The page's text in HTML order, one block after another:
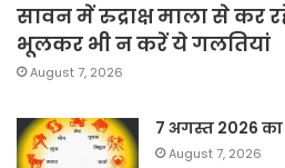
सावन में रुद्राक्ष माला से कर
भूलकर भी न करें ये गलतियां
August 7, 2026
7 अगस्त 2026
August 7, 2026